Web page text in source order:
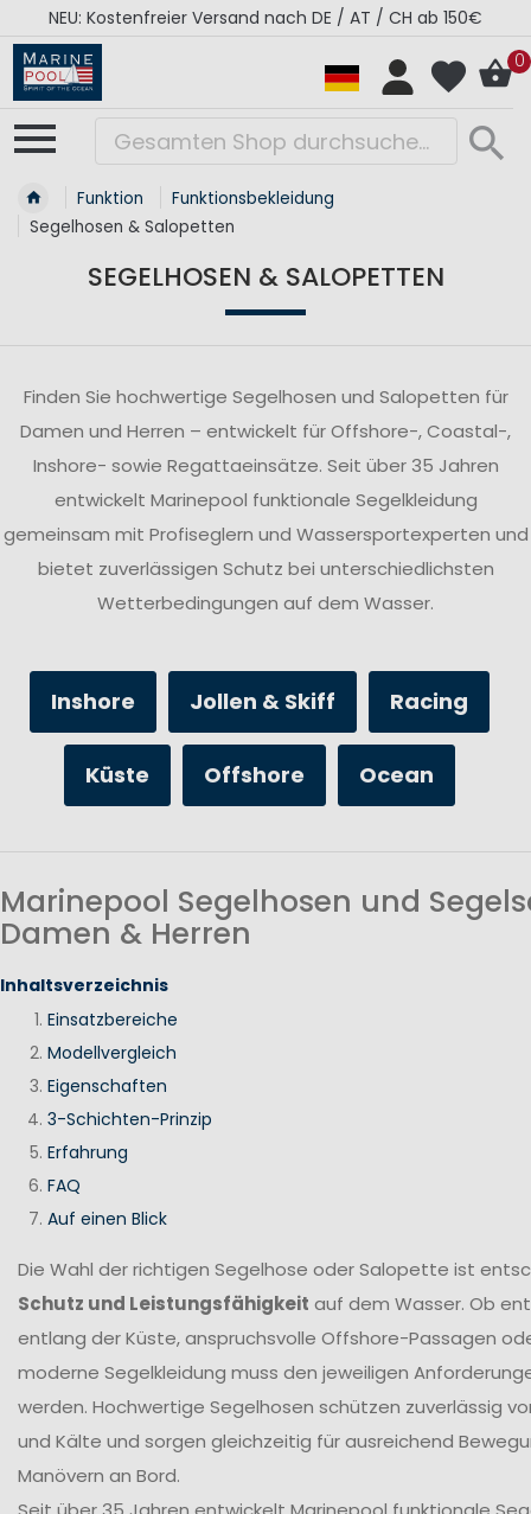
150€
RÉGATES ROYALES Kollektion - Super
0
Funktion
Funktionsbekleidung
Segelhosen & Salopetten
SEGELHOSEN & SALOPETTEN
Finden Sie hochwertige Segelhosen und Salopetten für
Damen und Herren – entwickelt für Offshore-, Coastal-,
Inshore- sowie Regattaeinsätze. Seit über 35 Jahren
entwickelt Marinepool funktionale Segelkleidung
gemeinsam mit Profiseglern und Wassersportexperten und
bietet zuverlässigen Schutz bei unterschiedlichsten
Wetterbedingungen auf dem Wasser.
Inshore Jollen & Skiff Racing
Küste Offshore Ocean
Marinepool Segelhosen und
Damen & Herren
Inhaltsverzeichnis
Einsatzbereiche
Modellvergleich
Eigenschaften
3-Schichten-Prinzip
Erfahrung
FAQ
Auf einen Blick
Die Wahl der richtigen Segelhose oder Salopette ist
Schutz und Leistungsfähigkeit auf dem Wasser. Ob
entlang der Küste, anspruchsvolle Offshore-Passagen
moderne Segelkleidung muss den jeweiligen
werden. Hochwertige Segelhosen schützen zuverlässig
und Kälte und sorgen gleichzeitig für ausreichend
Manövern an Bord.